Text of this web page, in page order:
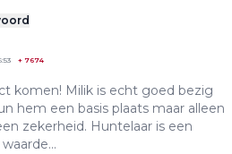
+ 7674
komen! Milik is echt goed bezig
hem een basis plaats maar alleen
zekerheid. Huntelaar is een